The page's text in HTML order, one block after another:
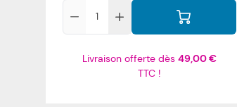
Livraison offerte dès 49,00 €
TTC !